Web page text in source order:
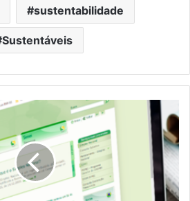
sustentabilidade
Sustentáveis